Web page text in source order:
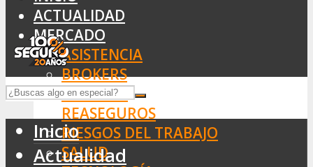
ACTUALIDAD
MERCADO
ASISTENCIA
BROKERS
SEGUROS
REASEGUROS
RIESGOS DEL TRABAJO
SALUD
Inicio
Actualidad